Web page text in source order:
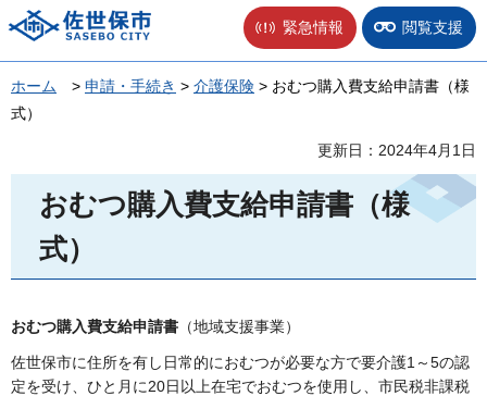
佐世保市 緊急情報 閲覧支援
ホーム > 申請・手続き > 介護保険 > おむつ購入費支給申請書（様
式）
更新日：2024年4月1日
おむつ購入費支給申請書（様
式）
おむつ購入費支給申請書 （地域支援事業）
佐世保市に住所を有し日常的におむつが必要な方で要介護1～5の認
定を受け、ひと月に20日以上在宅でおむつを使用し、市民税非課税